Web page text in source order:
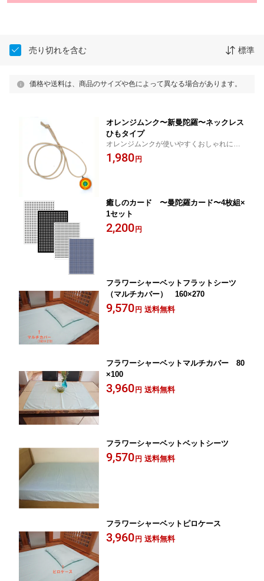
売り切れを含む 標準
価格や送料は、商品のサイズや色によって異なる場合があります。
オレンジムンク〜新曼陀羅〜ネックレス
ひもタイプ
オレンジムンクが使いやすくおしゃれにな
って新登場！！
1,980 円
癒しのカード 〜曼陀羅カード〜4枚組×
1セット
2,200 円
フラワーシャーベットフラットシーツ
（マルチカバー） 160×270
9,570 円 送料無料
フラワーシャーベットマルチカバー 80
×100
3,960 円 送料無料
フラワーシャーベットベットシーツ
9,570 円 送料無料
フラワーシャーベットピロケース
3,960 円 送料無料